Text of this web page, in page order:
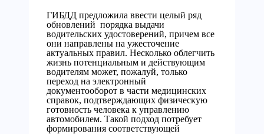
ГИБДД предложила ввести целый ряд
обновлений порядка выдачи
водительских удостоверений, причем все
они направлены на ужесточение
актуальных правил. Несколько облегчить
жизнь потенциальным и действующим
водителям может, пожалуй, только
переход на электронный
документооборот в части медицинских
справок, подтверждающих физическую
готовность человека к управлению
автомобилем. Такой подход потребует
формирования соответствующей